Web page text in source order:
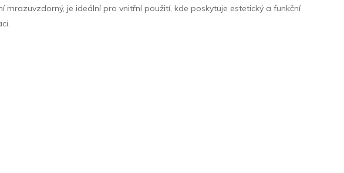
je ideální pro vnitřní použití, kde poskytuje estetický a funkční